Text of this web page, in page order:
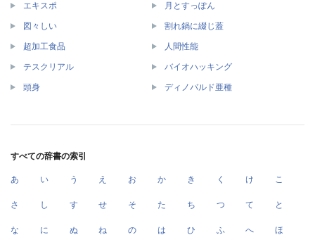
エキスポ 月とすっぽん
図々しい 割れ鍋に綴じ蓋
超加工食品 人間性能
テスクリアル バイオハッキング
頭身 ディノバルド亜種
すべての辞書の索引
あ い う え お か き く け こ
さ し す せ そ た ち つ て と
な に ぬ ね の は ひ ふ へ ほ